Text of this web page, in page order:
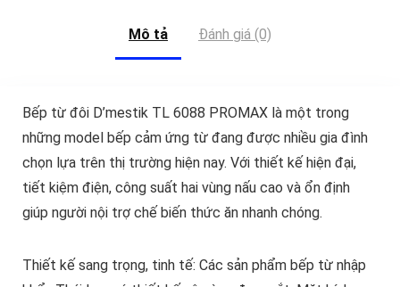
Mô tả Đánh giá (0)
Bếp từ đôi D’mestik TL 6088 PROMAX là một trong
những model bếp cảm ứng từ đang được nhiều gia đình
chọn lựa trên thị trường hiện nay. Với thiết kế hiện đại,
tiết kiệm điện, công suất hai vùng nấu cao và ổn định
giúp người nội trợ chế biến thức ăn nhanh chóng.
Thiết kế sang trọng, tinh tế: Các sản phẩm bếp từ nhập